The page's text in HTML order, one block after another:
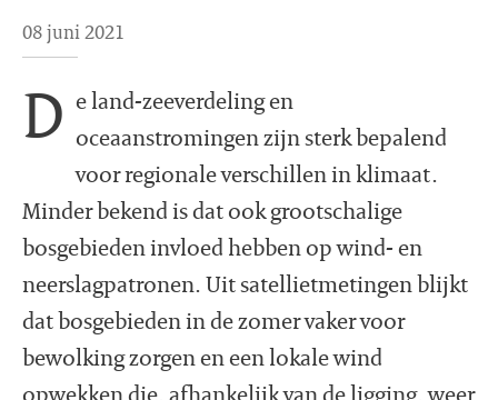
08 juni 2021
D e land-zeeverdeling en
oceaanstromingen zijn sterk bepalend
voor regionale verschillen in klimaat.
Minder bekend is dat ook grootschalige
bosgebieden invloed hebben op wind- en
neerslagpatronen. Uit satellietmetingen blijkt
dat bosgebieden in de zomer vaker voor
bewolking zorgen en een lokale wind
opwekken die, afhankelijk van de ligging, weer